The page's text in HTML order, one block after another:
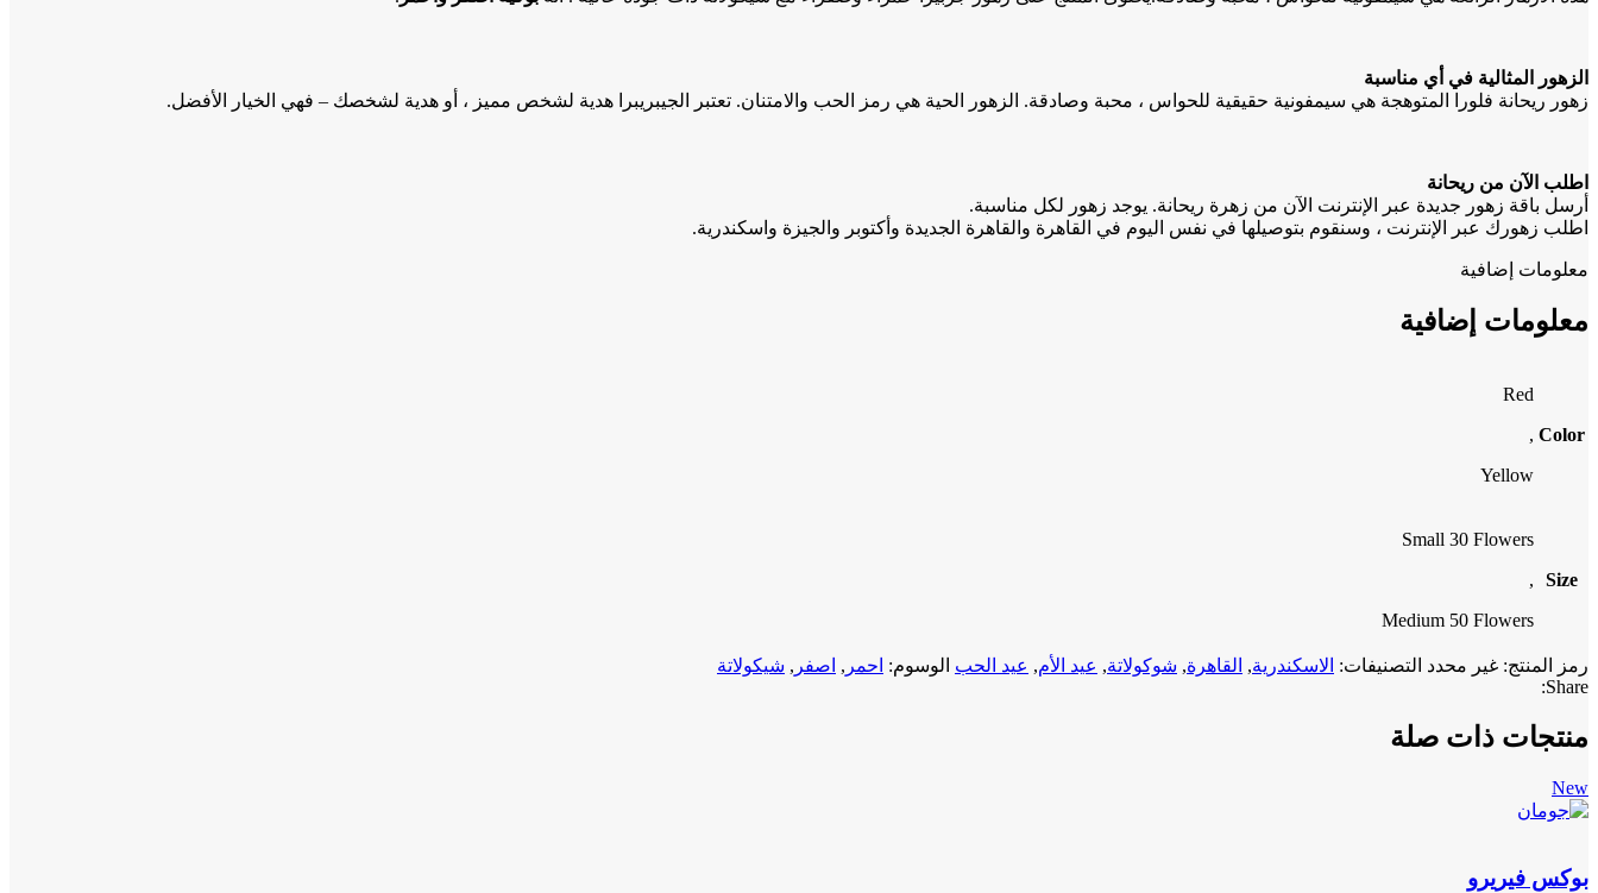
الزهور المثالية في أي مناسبة
زهور ريحانة فلورا المتوهجة هي سيمفونية حقيقية للحواس ، محبة وصادقة. الزهور الحية هي رمز الحب والامتنان. تعتبر الجيبريبرا هدية لشخص مميز ، أو هدية لشخصك – فهي الخيار الأفضل.
اطلب الآن من ريحانة
أرسل باقة زهور جديدة عبر الإنترنت الآن من زهرة ريحانة. يوجد زهور لكل مناسبة.
اطلب زهورك عبر الإنترنت ، وسنقوم بتوصيلها في نفس اليوم في القاهرة والقاهرة الجديدة وأكتوبر والجيزة واسكندرية.
معلومات إضافية
معلومات إضافية
Color
Red
,
Yellow
Size
Small 30 Flowers
,
Medium 50 Flowers
رمز المنتج: غير محدد التصنيفات: الاسكندرية, القاهرة, شوكولاتة, عيد الأم, عيد الحب الوسوم: احمر , اصفر , شيكولاتة
Share:
منتجات ذات صلة
New
بوكس فيريرو